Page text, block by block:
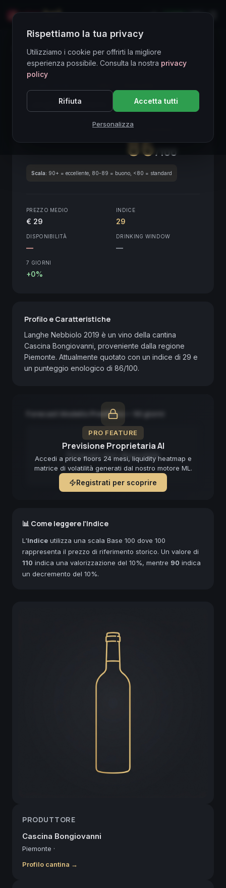
LIVE
Directory Vini
Langhe Nebbiolo
SCORE ENOLOGICO GLOBALE
86/100
Scala: 90+ = eccellente, 80-89 = buono, <80 = standard
PREZZO MEDIO
€ 29
INDICE
29
DISPONIBILITÀ
—
DRINKING WINDOW
—
7 GIORNI
+0%
Profilo e Caratteristiche
Langhe Nebbiolo 2019 è un vino della cantina
Cascina Bongiovanni, proveniente dalla regione
Piemonte. Attualmente quotato con un indice di 29 e
un punteggio enologico di 86/100.
PRO FEATURE
Previsione Proprietaria AI
Accedi a price floors 24 mesi, liquidity heatmap e
matrice di volatilità generati dal nostro motore ML.
Registrati per scoprire
Forecast Modello Predittivo — 90 giorni
Forecast non disponibile
📊 Come leggere l'Indice
L'Indice utilizza una scala Base 100 dove 100
rappresenta il prezzo di riferimento storico. Un valore di
110 indica una valorizzazione del 10%, mentre 90 indica
un decremento del 10%.
PRODUTTORE
Cascina Bongiovanni
Piemonte ·
Profilo cantina →
Rispettiamo la tua privacy
Utilizziamo i cookie per offrirti la migliore
esperienza possibile. Consulta la nostra privacy
policy
Rifiuta Accetta tutti
Personalizza